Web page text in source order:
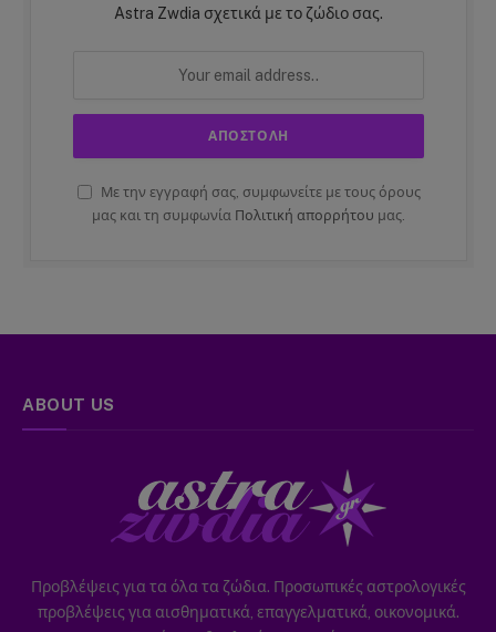
Astra Zwdia σχετικά με το ζώδιο σας.
Με την εγγραφή σας, συμφωνείτε με τους όρους
μας και τη συμφωνία Πολιτική απορρήτου μας.
ABOUT US
Προβλέψεις για τα όλα τα ζώδια. Προσωπικές αστρολογικές
προβλέψεις για αισθηματικά, επαγγελματικά, οικονομικά.